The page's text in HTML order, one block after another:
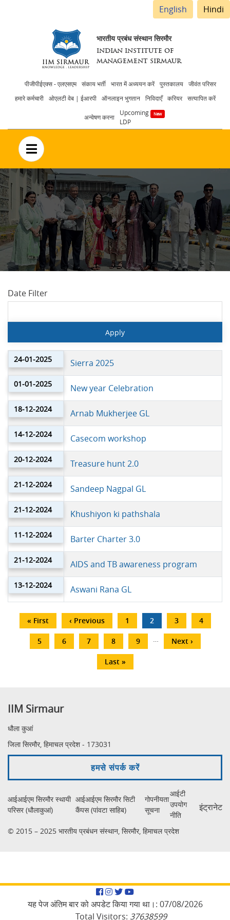
English Hindi
भारतीय प्रबंध संस्थान सिरमौर
INDIAN INSTITUTE OF
MANAGEMENT SIRMAUR
Header
menu
पीजीपीईएक्स - एलएसएम संकाय भर्ती भारत में अध्ययन करें पुस्तकालय
जीवंत परिसर
हमारे कर्मचारी
ओएलटी वेब | ईआरपी ऑनलाइन भुगतान निविदाएँ करियर सत्यापित करें
अन्वेषण करना
Upcoming
LDP
no text
Date Filter
24-01-2025 Sierra 2025
01-01-2025 New year Celebration
18-12-2024 Arnab Mukherjee GL
14-12-2024 Casecom workshop
20-12-2024 Treasure hunt 2.0
21-12-2024 Sandeep Nagpal GL
21-12-2024 Khushiyon ki pathshala
11-12-2024 Barter Charter 3.0
21-12-2024 AIDS and TB awareness program
13-12-2024 Aswani Rana GL
Pagination
First
page
« First Previous
page
‹ Previous पृष्ठ
1 Current
page
2 पृष्ठ
3 पृष्ठ
4
पृष्ठ
5 पृष्ठ
6 पृष्ठ
7 पृष्ठ
8 पृष्ठ
9 … अगला
पृष्ठ
Next ›
Last
page
Last »
IIM Sirmaur
धौला कुआं
जिला सिरमौर, हिमाचल प्रदेश - 173031
हमसे संपर्क करें
आईआईएम सिरमौर स्थायी
परिसर (धौलाकुआं)
आईआईएम सिरमौर सिटी
कैंपस (पांवटा साहिब)
गोपनीयता
सूचना
आईटी
उपयोग
नीति
इंट्रानेट
© 2015 – 2025 भारतीय प्रबंधन संस्थान, सिरमौर, हिमाचल प्रदेश
Facebook
Instagram
Twitter
YouTube
यह पेज अंतिम बार को अपडेट किया गया था।: 07/08/2026
Total Visitors: 37638599